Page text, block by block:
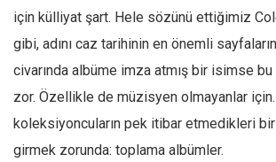
Abir E. Nahas
Amina S. Jenenkovic
Bağdagül Öz
Esra Elönü
» Yazar arşivi
için külliyat şart. Hele sözünü ettiğimiz
gibi, adını caz tarihinin en önemli
civarında albüme imza atmış bir isimse
zor. Özellikle de müzisyen olmayanlar
koleksiyoncuların pek itibar etmedikleri
girmek zorunda: toplama albümler.